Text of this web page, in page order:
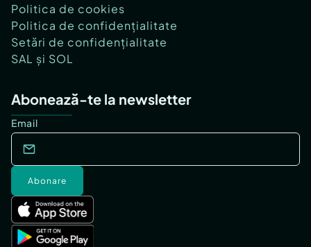
Politica de cookies
Politica de confidențialitate
Setări de confidențialitate
SAL și SOL
Abonează-te la newsletter
Email
Abonare